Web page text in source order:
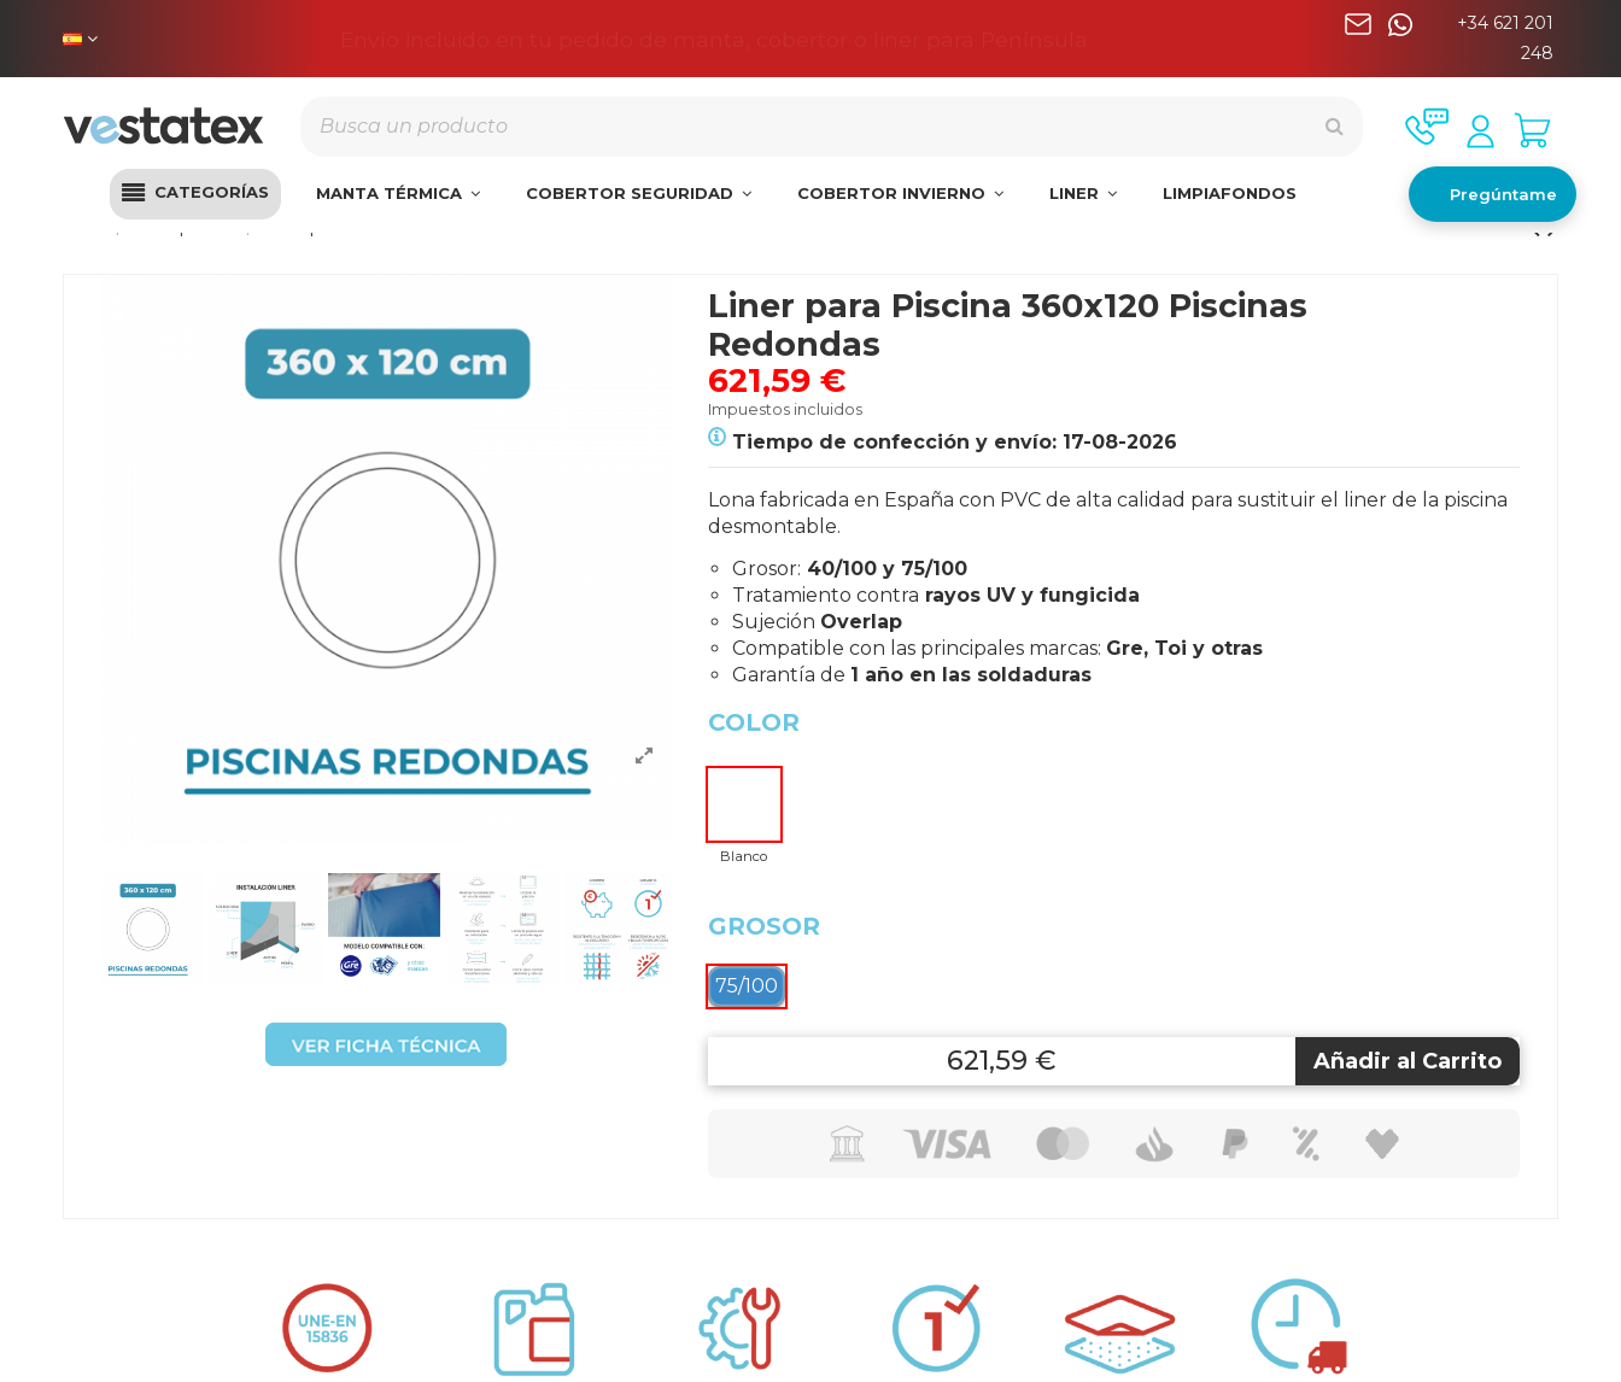
+34 621 201
248
CATEGORÍAS MANTA TÉRMICA COBERTOR SEGURIDAD COBERTOR INVIERNO LINER LIMPIAFONDOS Pregúntame
Liner piscina Liner para Piscina 360x120 Piscinas Redondas
Liner para Piscina 360x120 Piscinas
Redondas
621,59 €
Impuestos incluidos
Tiempo de confección y envío: 17-08-2026
Lona fabricada en España con PVC de alta calidad para sustituir el liner de la piscina
desmontable.
Grosor: 40/100 y 75/100
Tratamiento contra rayos UV y fungicida
Sujeción Overlap
Compatible con las principales marcas: Gre, Toi y otras
Garantía de 1 año en las soldaduras
COLOR
Blanco
GROSOR
75/100
621,59 € Añadir al Carrito